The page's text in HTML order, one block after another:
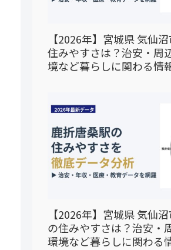
【2026年】宮城県 気仙
住みやすさは？治安・周
境など暮らしに関わる情
【2026年】宮城県 気仙
の住みやすさは？治安・
環境など暮らしに関わる